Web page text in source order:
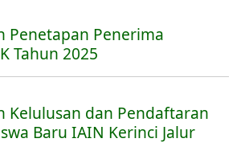
Penetapan Penerima
Tahun 2025
Kelulusan dan Pendaftaran
Baru IAIN Kerinci Jalur